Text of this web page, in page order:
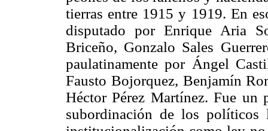
tierras entre 1915 y 1919. En
disputado por Enrique Aria
Briceño, Gonzalo Sales
paulatinamente por Ángel
Fausto Bojorquez, Benjamín
Héctor Pérez Martínez. Fue un
subordinación de los